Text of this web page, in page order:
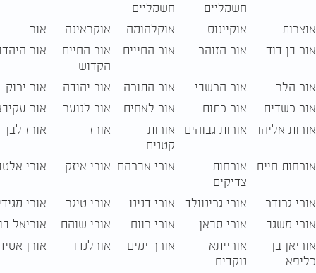
חשמליים
חשמליים
אוצרות
אוקיינוס אוקלהומה אוקראינה
אור
אור בן דוד
אור הזוהר אור החייים
אור החיים
הקדוש
אור
אור הלר אור הרשבי אור התורה אור יהודה
אור ירוק
אור כשדים
אור כתום אור לאחים אור לנוער
אור
אורות אליהו
אורות גבוהים
אורות
קטנים
אורז אורז לבן
אורחות חיים
אורחות
צדיקים
אורי אברהם אורי איזק אורי
אורי גרודר אורי גרינוולד אורי דנינו אורי טיגר
אורי
אורי משגב
אורי סבאן אורי רווח אורי שוהם
אוריאל
אוריאן בן
כליפא
אורייתא
נוקדים
אורך ימים אורלנדו אורן